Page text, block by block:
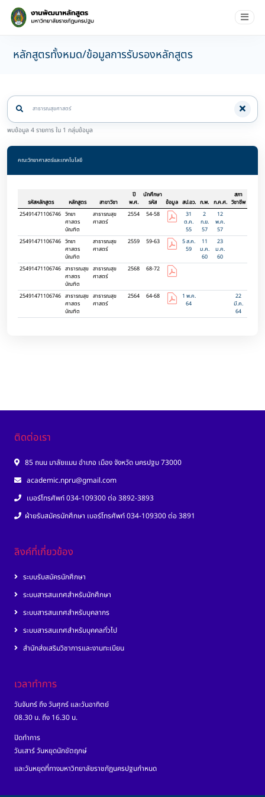
หลักสูตรทั้งหมด/ข้อมูลการรับรองหลักสูตร
พบข้อมูล 4 รายการ ใน 1 กลุ่มข้อมูล
คณะวิทยาศาสตร์และเทคโนโลยี
รหัสหลักสูตร หลักสูตร สาขาวิชา
ปี
พ.ศ.
นักศึกษา
รหัส
ข้อมูล สป.อว. ก.พ. ก.ค.ศ.
สภา
วิชาชีพ
25491471106746 วิทยา
ศาสตร
บัณฑิต
สาธารณสุข
ศาสตร์
2554 54-58
31
ต.ค.
55
2
ก.ย.
57
12
พ.ค.
57
25491471106746 วิทยา
ศาสตร
บัณฑิต
สาธารณสุข
ศาสตร์
2559 59-63
5 ส.ค.
59
11
ม.ค.
60
23
ม.ค.
60
25491471106746 สาธารณสุข
ศาสตร
บัณฑิต
สาธารณสุข
ศาสตร์
2568 68-72
25491471106746 สาธารณสุข
ศาสตร
บัณฑิต
สาธารณสุข
ศาสตร์
2564 64-68
1 พ.ค.
64
22
มี.ค.
64
ติดต่อเรา
85 ถนน มาลัยแมน อำเภอ เมือง จังหวัด นครปฐม 73000
academic.npru@gmail.com
เบอร์โทรศัพท์ 034-109300 ต่อ 3892-3893
ฝ่ายรับสมัครนักศึกษา เบอร์โทรศัพท์ 034-109300 ต่อ 3891
ลิงค์ที่เกี่ยวข้อง
ระบบรับสมัครนักศึกษา
ระบบสารสนเทศสำหรับนักศึกษา
ระบบสารสนเทศสำหรับบุคลากร
ระบบสารสนเทศสำหรับบุคคลทั่วไป
สำนักส่งเสริมวิชาการและงานทะเบียน
เวลาทำการ
วันจันทร์ ถึง วันศุกร์ และวันอาทิตย์
08.30 น. ถึง 16.30 น.
ปิดทำการ
วันเสาร์ วันหยุดนักขัตฤกษ์
และวันหยุดที่ทางมหาวิทยาลัยราชภัฏนครปฐมกำหนด